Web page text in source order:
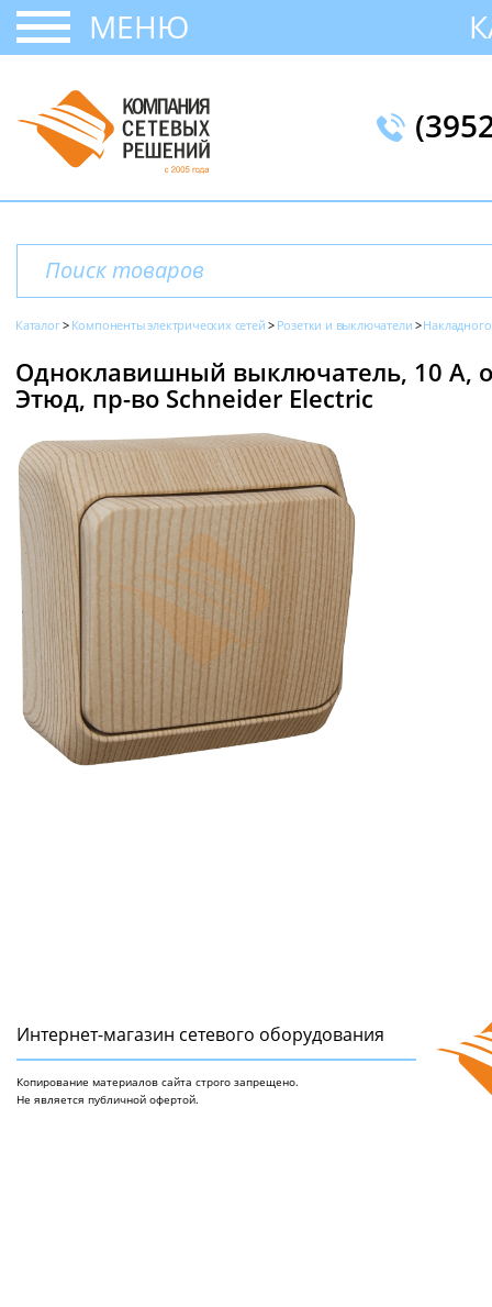
МЕНЮ
Каталог Компоненты электрических сетей Розетки и выключатели
Одноклавишный выключатель, 10 А,
Этюд, пр-во Schneider Electric
Интернет-магазин сетeвого оборудования
Копирование материалов сайта строго запрещено.
Не является публичной офертой.